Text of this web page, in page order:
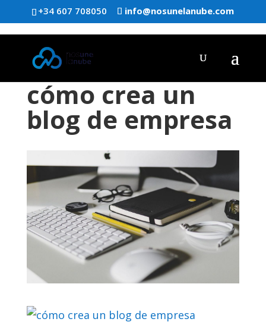
+34 607 708050 info@nosunelanube.com
cómo crea un
blog de empresa